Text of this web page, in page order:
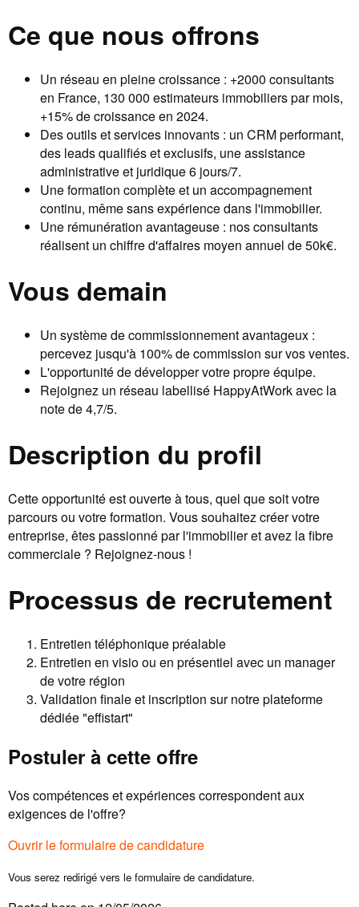
Ce que nous offrons
Un réseau en pleine croissance : +2000 consultants
en France, 130 000 estimateurs immobiliers par mois,
+15% de croissance en 2024.
Des outils et services innovants : un CRM performant,
des leads qualifiés et exclusifs, une assistance
administrative et juridique 6 jours/7.
Une formation complète et un accompagnement
continu, même sans expérience dans l'immobilier.
Une rémunération avantageuse : nos consultants
réalisent un chiffre d'affaires moyen annuel de 50k€.
Vous demain
Un système de commissionnement avantageux :
percevez jusqu'à 100% de commission sur vos ventes.
L'opportunité de développer votre propre équipe.
Rejoignez un réseau labellisé HappyAtWork avec la
note de 4,7/5.
Description du profil
Cette opportunité est ouverte à tous, quel que soit votre
parcours ou votre formation. Vous souhaitez créer votre
entreprise, êtes passionné par l'immobilier et avez la fibre
commerciale ? Rejoignez-nous !
Processus de recrutement
Entretien téléphonique préalable
Entretien en visio ou en présentiel avec un manager
de votre région
Validation finale et inscription sur notre plateforme
dédiée "effistart"
Postuler à cette offre
Vos compétences et expériences correspondent aux
exigences de l'offre?
Ouvrir le formulaire de candidature
Vous serez redirigé vers le formulaire de candidature.